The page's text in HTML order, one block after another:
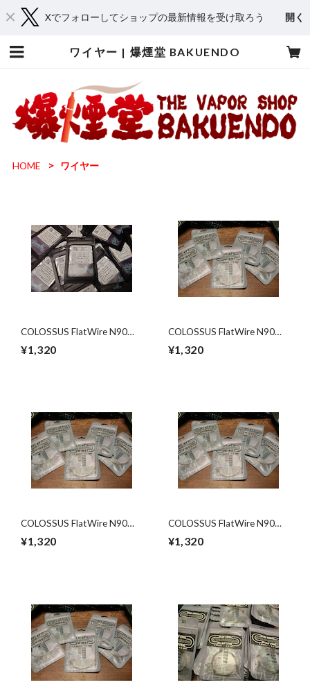
Xでフォローしてショップの最新情報を受け取ろう 開く
ワイヤー | 爆煙堂 BAKUENDO
HOME ワイヤー
COLOSSUS FlatWire N90
通販
¥1,320
COLOSSUS FlatWire N90
通販
¥1,320
COLOSSUS FlatWire N90
通販
¥1,320
COLOSSUS FlatWire N90
通販
¥1,320